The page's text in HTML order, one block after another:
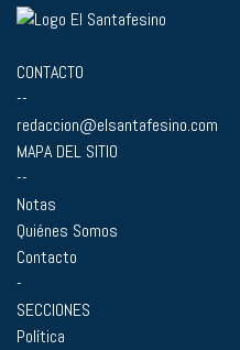
CONTACTO
--
redaccion@elsantafesino.com
MAPA DEL SITIO
--
Notas
Quiénes Somos
Contacto
-
SECCIONES
Política